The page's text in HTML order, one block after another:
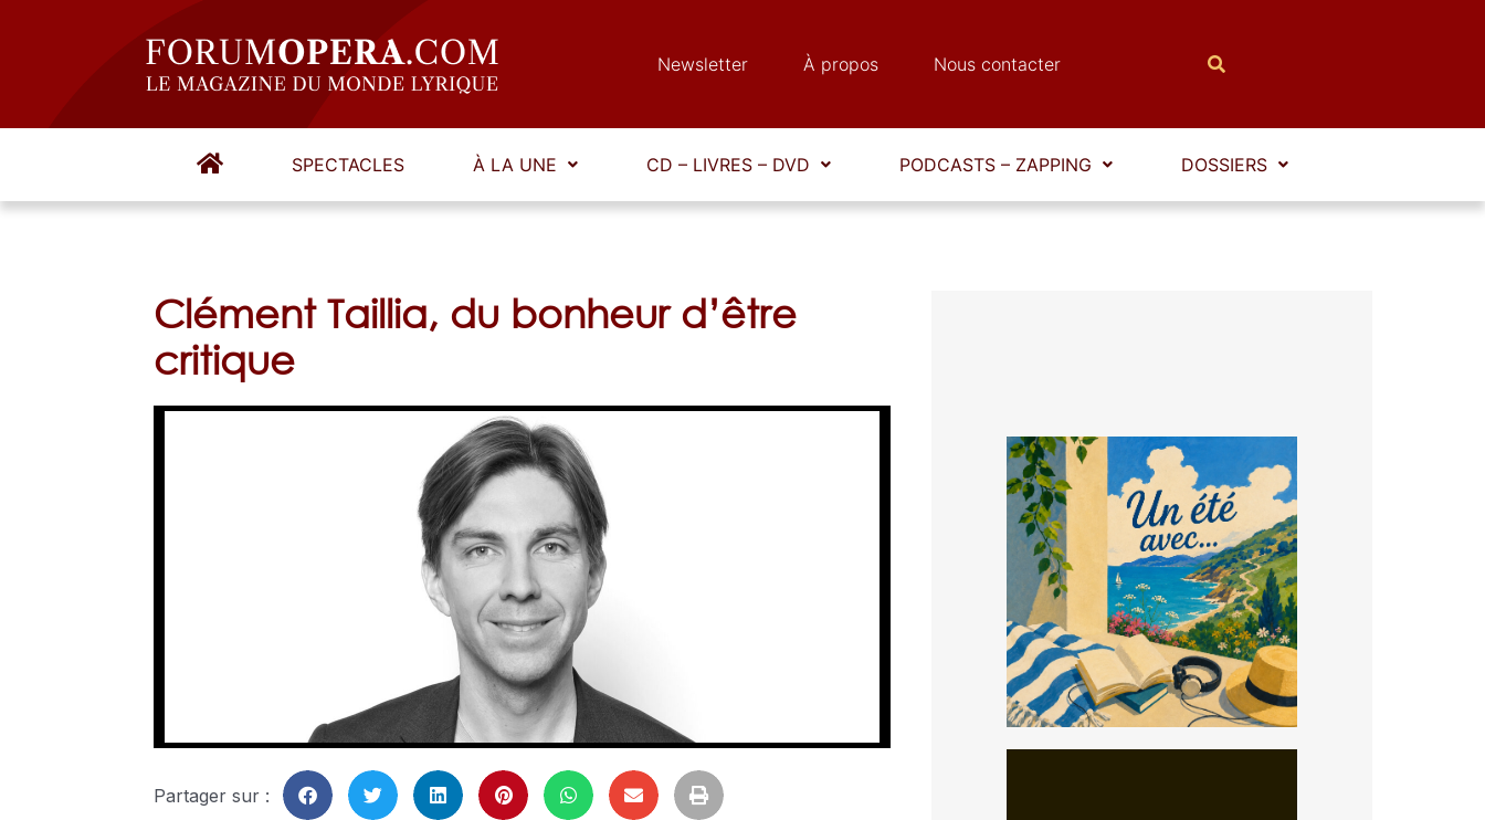
Newsletter À propos Nous contacter
SPECTACLES À LA UNE CD – LIVRES – DVD PODCASTS – ZAPPING DOSSIERS
Clément Taillia, du bonheur d’être
critique
Partager sur :